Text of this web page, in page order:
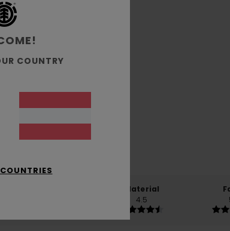
/5
Material
4.5
COUNTRY